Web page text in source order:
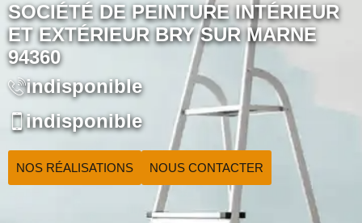
SOCIÉTÉ DE PEINTURE INTÉRIEUR
ET EXTÉRIEUR BRY SUR MARNE
94360
indisponible
indisponible
NOS RÉALISATIONS NOUS CONTACTER